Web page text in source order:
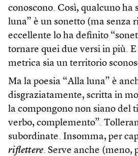
conoscono. Così, qualcuno ha
luna” è un sonetto (ma senza
eccellente lo ha definito
tornare quei due versi in più. E
metrica sia un territorio
Ma la poesia “Alla luna” è
disgraziatamente, scritta in
la compongono non siano del
verbo, complemento”.
subordinate. Insomma, per
riflettere. Serve anche (meno,